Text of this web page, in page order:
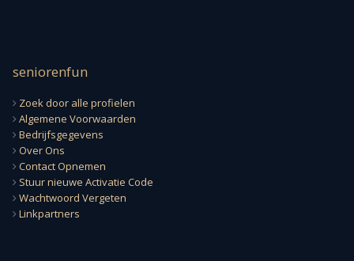
seniorenfun
Zoek door alle profielen
Algemene Voorwaarden
Bedrijfsgegevens
Over Ons
Contact Opnemen
Stuur nieuwe Activatie Code
Wachtwoord Vergeten
Linkpartners